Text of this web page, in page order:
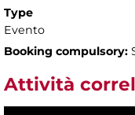
Type
Evento
Booking compulsory:
Attività